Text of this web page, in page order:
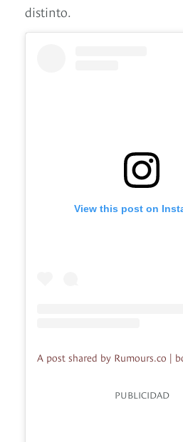
distinto.
View this post on
PUBLICIDAD